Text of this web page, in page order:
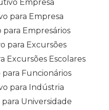
Empresa
para Empresa
Empresários
para Excursões
Excursões Escolares
Funcionários
para Indústria
Universidade